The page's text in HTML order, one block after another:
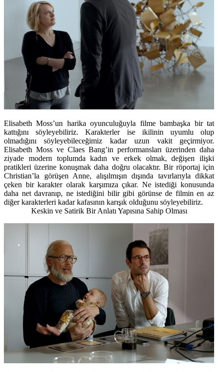
Elisabeth Moss’un harika oyunculuğuyla filme bambaşka bir tat
kattığını söyleyebiliriz. Karakterler ise ikilinin uyumlu olup
olmadığını söyleyebileceğimiz kadar uzun vakit geçirmiyor.
Elisabeth Moss ve Claes Bang’in performansları üzerinden daha
ziyade modern toplumda kadın ve erkek olmak, değişen ilişki
pratikleri üzerine konuşmak daha doğru olacaktır. Bir röportaj için
Christian’la görüşen Anne, alışılmışın dışında tavırlarıyla dikkat
çeken bir karakter olarak karşımıza çıkar. Ne istediği konusunda
daha net davranıp, ne istediğini bilir gibi görünse de filmin en az
diğer karakterleri kadar kafasının karışık olduğunu söyleyebiliriz.
Keskin ve Satirik Bir Anlatı Yapısına Sahip Olması